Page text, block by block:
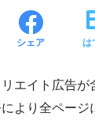
シェア は
エイト広告が
より全ページ